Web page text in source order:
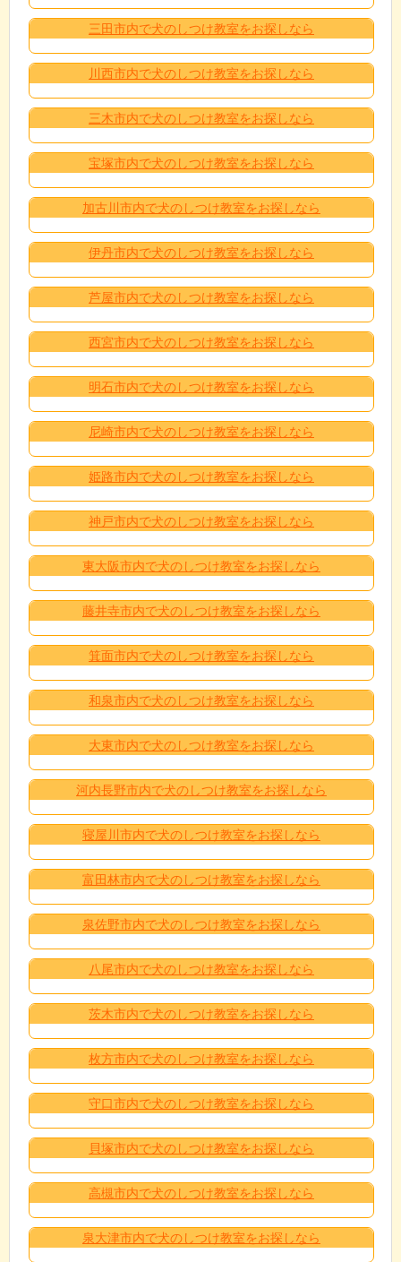
三田市内で犬のしつけ教室をお探しなら
川西市内で犬のしつけ教室をお探しなら
三木市内で犬のしつけ教室をお探しなら
宝塚市内で犬のしつけ教室をお探しなら
加古川市内で犬のしつけ教室をお探しなら
伊丹市内で犬のしつけ教室をお探しなら
芦屋市内で犬のしつけ教室をお探しなら
西宮市内で犬のしつけ教室をお探しなら
明石市内で犬のしつけ教室をお探しなら
尼崎市内で犬のしつけ教室をお探しなら
姫路市内で犬のしつけ教室をお探しなら
神戸市内で犬のしつけ教室をお探しなら
東大阪市内で犬のしつけ教室をお探しなら
藤井寺市内で犬のしつけ教室をお探しなら
箕面市内で犬のしつけ教室をお探しなら
和泉市内で犬のしつけ教室をお探しなら
大東市内で犬のしつけ教室をお探しなら
河内長野市内で犬のしつけ教室をお探しなら
寝屋川市内で犬のしつけ教室をお探しなら
富田林市内で犬のしつけ教室をお探しなら
泉佐野市内で犬のしつけ教室をお探しなら
八尾市内で犬のしつけ教室をお探しなら
茨木市内で犬のしつけ教室をお探しなら
枚方市内で犬のしつけ教室をお探しなら
守口市内で犬のしつけ教室をお探しなら
貝塚市内で犬のしつけ教室をお探しなら
高槻市内で犬のしつけ教室をお探しなら
泉大津市内で犬のしつけ教室をお探しなら